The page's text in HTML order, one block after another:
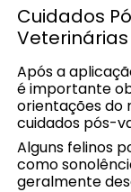
Cuidados
Veterinárias
Após a
é importante
orientações do
cuidados pós-
Alguns felinos
como
geralmente